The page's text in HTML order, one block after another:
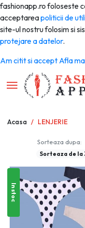
fashionapp.ro foloseste
acceptareapoliticii de
site-ul nostru folosim si
protejare a datelor.
Am citit si accept Afla
Toggle navigation
Acasa LENJERIE
Sorteaza dupa:
Sorteaza de la
In stoc